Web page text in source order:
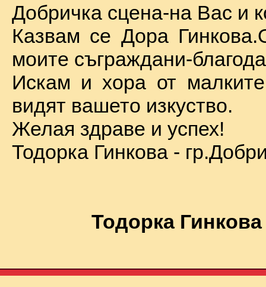
Добричка сцена-на Вас и
Казвам се Дора
моите съграждани-
Искам и хора от
видят вашето изкуство.
Желая здраве и успех!
Тодорка Гинкова -
Тодорка